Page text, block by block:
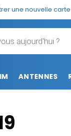
une nouvelle carte
ANTENNES